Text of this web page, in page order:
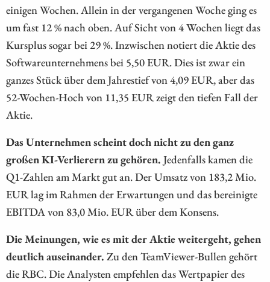
einigen Wochen. Allein in der vergangenen Woche ging es
um fast 12 % nach oben. Auf Sicht von 4 Wochen liegt das
Kursplus sogar bei 29 %. Inzwischen notiert die Aktie des
Softwareunternehmens bei 5,50 EUR. Dies ist zwar ein
ganzes Stück über dem Jahrestief von 4,09 EUR, aber das
52-Wochen-Hoch von 11,35 EUR zeigt den tiefen Fall der
Aktie.
Das Unternehmen scheint doch nicht zu den ganz
großen KI-Verlierern zu gehören. Jedenfalls kamen die
Q1-Zahlen am Markt gut an. Der Umsatz von 183,2 Mio.
EUR lag im Rahmen der Erwartungen und das bereinigte
EBITDA von 83,0 Mio. EUR über dem Konsens.
Die Meinungen, wie es mit der Aktie weitergeht, gehen
deutlich auseinander. Zu den TeamViewer-Bullen gehört
die RBC. Die Analysten empfehlen das Wertpapier des